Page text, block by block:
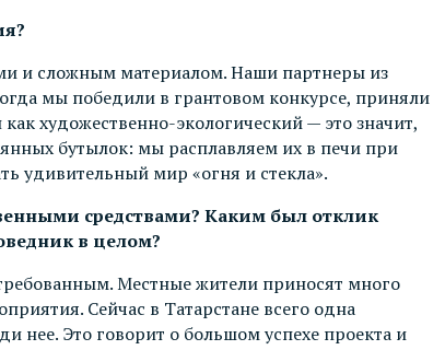
и сложным материалом. Наши партнеры из
мы победили в грантовом конкурсе, приняли
художественно-экологический — это значит,
бутылок: мы расплавляем их в печи при
удивительный мир «огня и стекла».
средствами? Каким был отклик
в целом?
Местные жители приносят много
Сейчас в Татарстане всего одна
нее. Это говорит о большом успехе проекта и